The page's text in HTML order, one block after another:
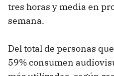
tres horas y media en
semana.
Del total de personas
59% consumen